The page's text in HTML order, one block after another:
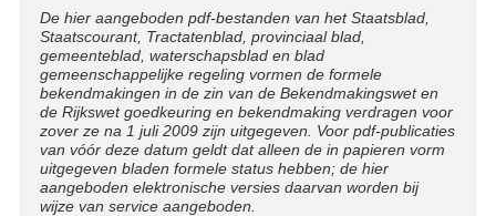
n
e
l
i
n
k
:
Disclaimer
De hier aangeboden pdf-bestanden van het Staatsblad,
Staatscourant, Tractatenblad, provinciaal blad,
gemeenteblad, waterschapsblad en blad
gemeenschappelijke regeling vormen de formele
bekendmakingen in de zin van de Bekendmakingswet en
de Rijkswet goedkeuring en bekendmaking verdragen voor
zover ze na 1 juli 2009 zijn uitgegeven. Voor pdf-publicaties
van vóór deze datum geldt dat alleen de in papieren vorm
uitgegeven bladen formele status hebben; de hier
aangeboden elektronische versies daarvan worden bij
wijze van service aangeboden.